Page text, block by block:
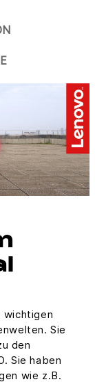
wichtigen
Sie
den
Sie haben
wie z.B.